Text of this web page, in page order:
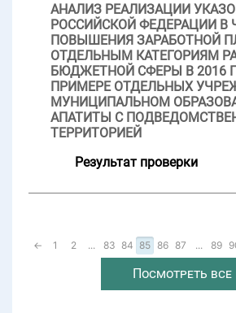
АНАЛИЗ РЕАЛИЗАЦИИ
РОССИЙСКОЙ ФЕДЕРАЦИИ В
ПОВЫШЕНИЯ ЗАРАБОТНОЙ
ОТДЕЛЬНЫМ КАТЕГОРИЯМ
БЮДЖЕТНОЙ СФЕРЫ В 2016
ПРИМЕРЕ ОТДЕЛЬНЫХ
МУНИЦИПАЛЬНОМ
АПАТИТЫ С
ТЕРРИТОРИЕЙ
Результат проверки
← 1 2 ... 83 84 85 86 87 ... 89
Посмотреть все